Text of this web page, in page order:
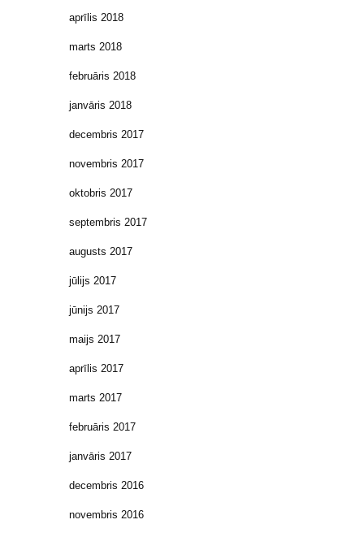
aprīlis 2018
marts 2018
februāris 2018
janvāris 2018
decembris 2017
novembris 2017
oktobris 2017
septembris 2017
augusts 2017
jūlijs 2017
jūnijs 2017
maijs 2017
aprīlis 2017
marts 2017
februāris 2017
janvāris 2017
decembris 2016
novembris 2016